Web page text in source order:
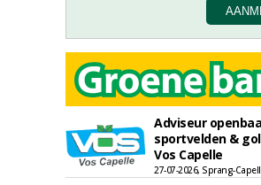
Adviseur
sportvelden &
Vos Capelle
27-07-2026, Sprang-